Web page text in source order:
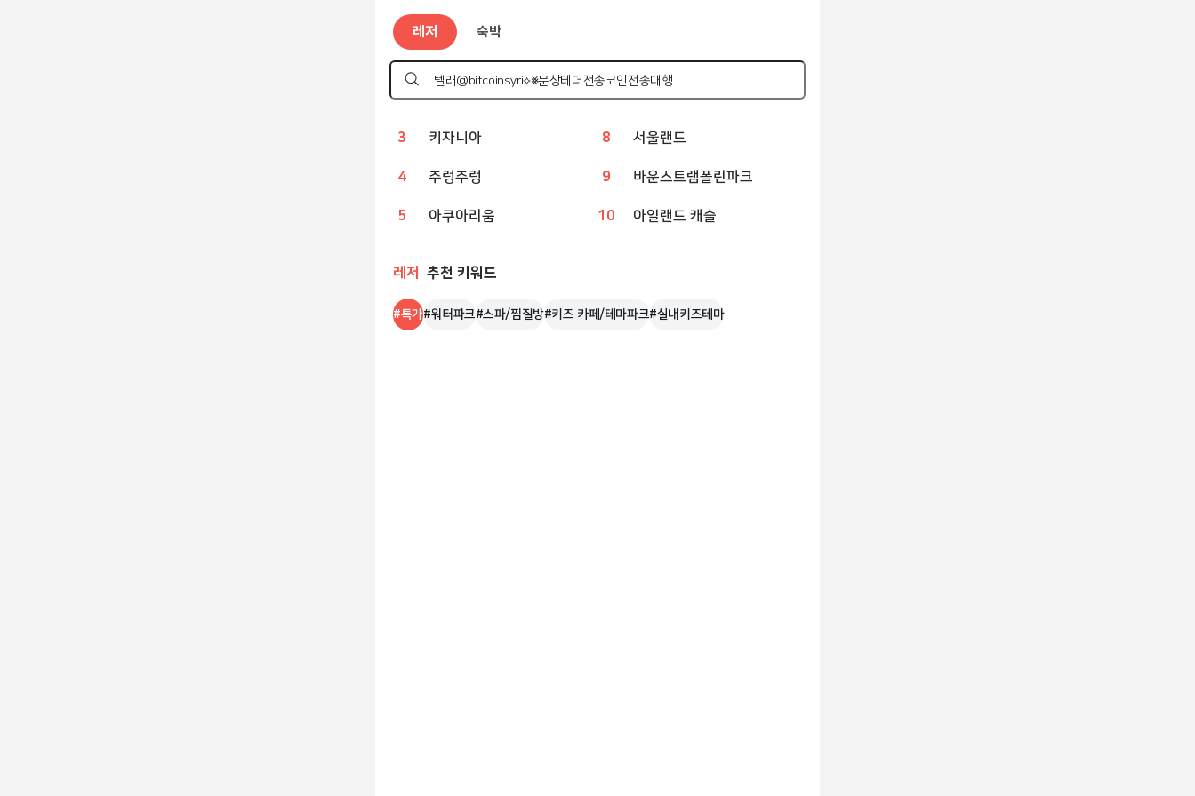
레저 숙박
하
레저 인기 검색어
1 웨이브파크
2 챔피언
3 키자니아
4 주렁주렁
5 아쿠아리움
6 볼베어파크
7 상상체험 키즈월드
8 서울랜드
9 바운스트램폴린파크
10 아일랜드 캐슬
레저 추천 키워드
#특가#워터파크#스파/찜질방#키즈 카페/테마파크#실내키즈테마